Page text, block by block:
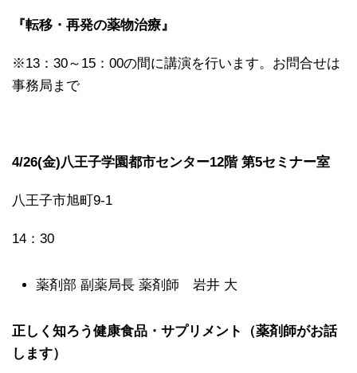
『転移・再発の薬物治療』
※13：30～15：00の間に講演を行います。お問合せは
事務局まで
4/26(金)八王子学園都市センター12階 第5セミナー室
八王子市旭町9-1
14：30
薬剤部 副薬局長 薬剤師 岩井 大
正しく知ろう健康食品・サプリメント（薬剤師がお話
します）